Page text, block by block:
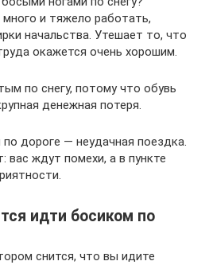
и тяжело работать,
начальства. Утешает то, что
окажется очень хорошим.
по снегу, потому что обувь
денежная потеря.
дороге — неудачная поездка.
вас ждут помехи, а в пункте
идти босиком по
снится, что вы идите